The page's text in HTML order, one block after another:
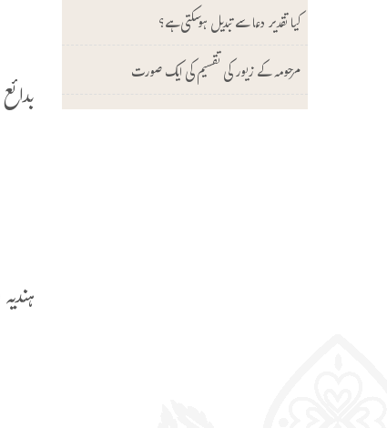
بدائع
ہندیہ (2/
کیا تقدیر دعا سے تبدیل ہوسکتی ہے؟
مرحومہ کے زیور کی تقسیم کی ایک صورت